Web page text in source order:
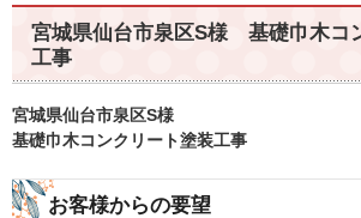
宮城県仙台市泉区S様 基礎巾木コ
工事
宮城県仙台市泉区S様
基礎巾木コンクリート塗装工事
お客様からの要望